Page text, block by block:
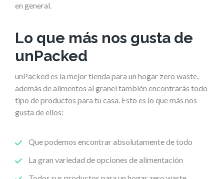
en general.
Lo que más nos gusta de
unPacked
unPacked es la mejor tienda para un hogar zero waste,
además de alimentos al granel también encontrarás todo
tipo de productos para tu casa. Esto es lo que más nos
gusta de ellos:
Que podemos encontrar absolutamente de todo
La gran variedad de opciones de alimentación